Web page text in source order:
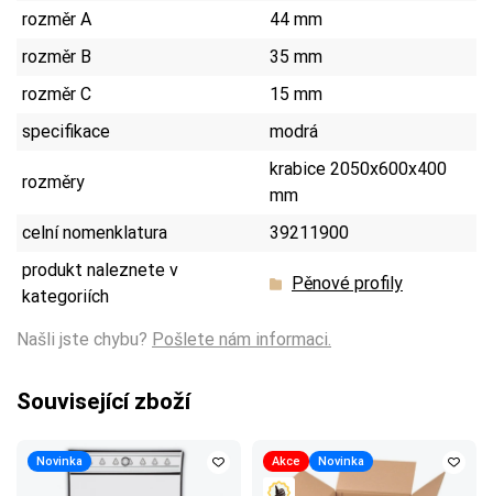
rozměr A
44 mm
rozměr B
35 mm
rozměr C
15 mm
specifikace
modrá
rozměry
krabice 2050x600x400
mm
celní nomenklatura
39211900
produkt naleznete v
kategoriích
Pěnové profily
Našli jste chybu? Pošlete nám informaci.
Související zboží
Novinka Akce Novinka